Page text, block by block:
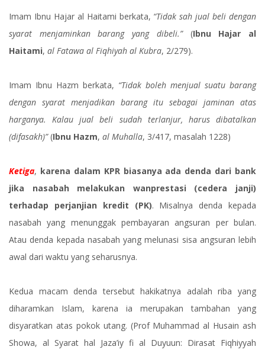
Imam Ibnu Hajar al Haitami berkata, “Tidak sah jual beli dengan
syarat menjaminkan barang yang dibeli.”(Ibnu Hajar al
Haitami, al Fatawa al Fiqhiyah al Kubra, 2/279).
Imam Ibnu Hazm berkata, “Tidak boleh menjual suatu barang
dengan syarat menjadikan barang itu sebagai jaminan atas
harganya. Kalau jual beli sudah terlanjur, harus dibatalkan
(difasakh)”(Ibnu Hazm, al Muhalla, 3/417, masalah 1228)
Ketiga, karena dalam KPR biasanya ada denda dari bank
jika nasabah melakukan wanprestasi (cedera janji)
terhadap perjanjian kredit (PK). Misalnya denda kepada
nasabah yang menunggak pembayaran angsuran per bulan.
Atau denda kepada nasabah yang melunasi sisa angsuran lebih
awal dari waktu yang seharusnya.
Kedua macam denda tersebut hakikatnya adalah riba yang
diharamkan Islam, karena ia merupakan tambahan yang
disyaratkan atas pokok utang. (Prof Muhammad al Husain ash
Showa, al Syarat hal Jaza’iy fi al Duyuun: Dirasat Fiqhiyyah